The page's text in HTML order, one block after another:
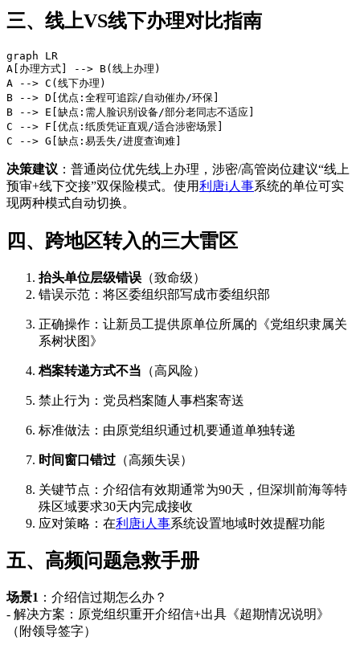
三、线上VS线下办理对比指南
graph LR
A[办理方式] --> B(线上办理)
A --> C(线下办理)
B --> D[优点:全程可追踪/自动催办/环保]
B --> E[缺点:需人脸识别设备/部分老同志不适应]
C --> F[优点:纸质凭证直观/适合涉密场景]
决策建议 ：普通岗位优先线上办理，涉密/高管岗位建议“线上
预审+线下交接”双保险模式。使用利唐i人事系统的单位可实
现两种模式自动切换。
四、跨地区转入的三大雷区
抬头单位层级错误 （致命级）
错误示范：将区委组织部写成市委组织部
正确操作：让新员工提供原单位所属的《党组织隶属关
系树状图》
档案转递方式不当 （高风险）
禁止行为：党员档案随人事档案寄送
标准做法：由原党组织通过机要通道单独转递
时间窗口错过 （高频失误）
关键节点：介绍信有效期通常为90天，但深圳前海等特
殊区域要求30天内完成接收
应对策略：在利唐i人事系统设置地域时效提醒功能
五、高频问题急救手册
场景1 ：介绍信过期怎么办？
- 解决方案：原党组织重开介绍信+出具《超期情况说明》
（附领导签字）